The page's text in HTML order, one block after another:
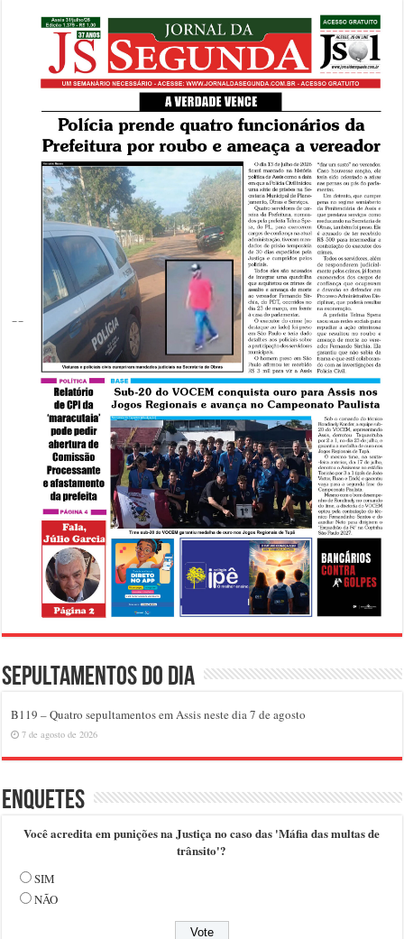
Sepultamentos do dia
B119 – Quatro sepultamentos em Assis neste dia 7 de agosto
7 de agosto de 2026
Enquetes
Você acredita em punições na Justiça no caso das 'Máfia das multas de
trânsito'?
SIM
NÃO